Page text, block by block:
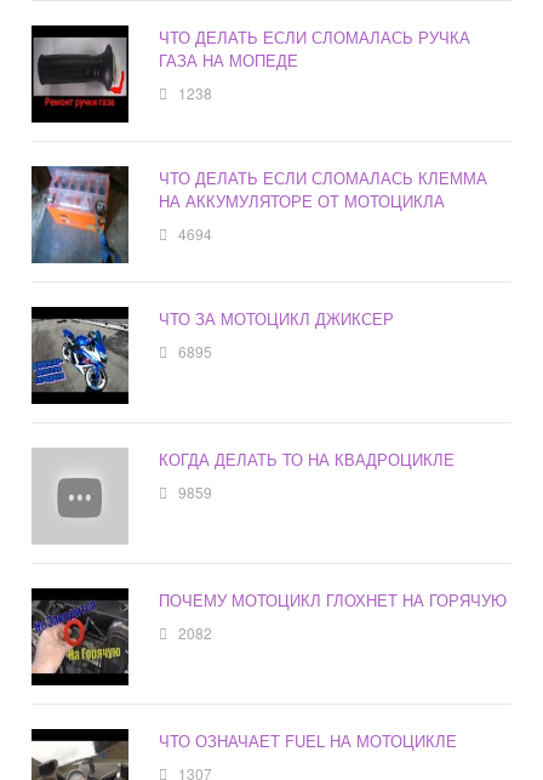
ЧТО ДЕЛАТЬ ЕСЛИ СЛОМАЛАСЬ РУЧКА
ГАЗА НА МОПЕДЕ
1238
ЧТО ДЕЛАТЬ ЕСЛИ СЛОМАЛАСЬ КЛЕММА
НА АККУМУЛЯТОРЕ ОТ МОТОЦИКЛА
4694
ЧТО ЗА МОТОЦИКЛ ДЖИКСЕР
6895
КОГДА ДЕЛАТЬ ТО НА КВАДРОЦИКЛЕ
9859
ПОЧЕМУ МОТОЦИКЛ ГЛОХНЕТ НА ГОРЯЧУЮ
2082
ЧТО ОЗНАЧАЕТ FUEL НА МОТОЦИКЛЕ
1307